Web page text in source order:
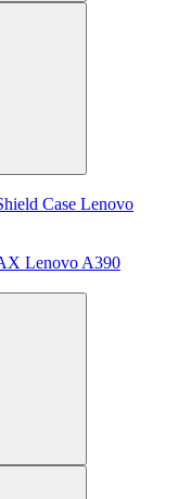
Case Lenovo